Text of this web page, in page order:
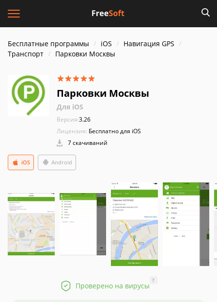
Бесплатные программы iOS
Навигация GPS
Транспорт
Парковки Москвы
Парковки Москвы
Для iOS
Версия:3.26
Лицензия: Бесплатно для iOS
7 скачиваний
Android
iOS
Проверено на вирусы
?